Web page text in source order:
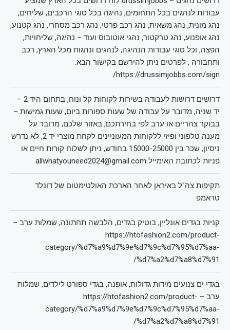
עבודות לנהגים בכל התחומים, נהיגה בכל סוגי הרכבים, שליחים,
נהג מונית, נהג משאית, נהג רכב פרטי, נהג רכב מסחרי, נהג קטנוע,
נהג אופנוע, נהג טרקטור, נהגי אוטובוס ועוד – נהיגה, שליחויות,
הפצה, וכל סוגי עבודות הנהיגה, לנהגים ונהגות מכל הארץ, רכב
ותחבורה , לפרטים ניתן להירשם בקישור הבא:
https://drussimjobbs.com/sign/
דרושים דרושות לעבודה בשירות לקוחות קל ונוח, בתחום היד 2 –
יד שניה, מדובר על עבודה של שעות ספורות ביום, שעות גמישות –
בבוקר צהריים או ערב לפי בחירתכם, באזור שלכם, מדובר על
מענה טלפוני ופיזי ללקוחות המעוניינים לקחת מוצרי יד 2, לא נדרש
ניסיון, שכר בין 15000-25000 בחודש, ניתן לשלוח קורות חיים או
פניות לכתובת האימייל allwhatyouneed2024@gmail.com
תקיפות צה"ל באיראן לאחר הארכת האולטימטום של דונלד
טראמפ
קניות בגדים אונליין, בוטיק בגדים, הלבשה תחתונה, שמלות ערב –
https://htofashion2.com/product-
category/%d7%a9%d7%9e%d7%9c%d7%95%d7%aa-
%d7%a2%d7%a8%d7%91/
בגדי ים צנועים מידות גדולות, אופנה, בגדי ספורט לילדים, שמלות
ערב – https://htofashion2.com/product-
category/%d7%a9%d7%9e%d7%9c%d7%95%d7%aa-
%d7%a2%d7%a8%d7%91/